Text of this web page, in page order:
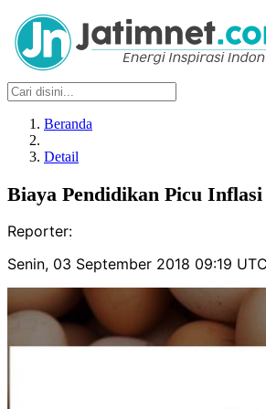
Beranda
Detail
Biaya Pendidikan Picu
Reporter:
Senin, 03 September 2018 09:19 UTC